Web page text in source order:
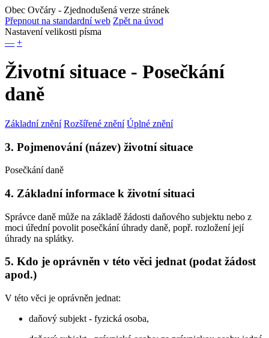
Obec Ovčáry - Zjednodušená verze stránek
Přepnout na standardní web Zpět na úvod
Nastavení velikosti písma
— +
Životní situace - Posečkání
daně
Základní znění Rozšířené znění Úplné znění
3. Pojmenování (název) životní situace
Posečkání daně
4. Základní informace k životní situaci
Správce daně může na základě žádosti daňového subjektu nebo z
moci úřední povolit posečkání úhrady daně, popř. rozložení její
úhrady na splátky.
5. Kdo je oprávněn v této věci jednat (podat žádost
apod.)
V této věci je oprávněn jednat:
daňový subjekt - fyzická osoba,